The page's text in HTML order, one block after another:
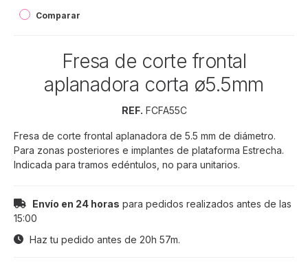
Comparar
Fresa de corte frontal
aplanadora corta ø5.5mm
REF. FCFA55C
Fresa de corte frontal aplanadora de 5.5 mm de diámetro.
Para zonas posteriores e implantes de plataforma Estrecha.
Indicada para tramos edéntulos, no para unitarios.
Envío en 24 horas para pedidos realizados antes de las
15:00
Haz tu pedido antes de 20h 57m.